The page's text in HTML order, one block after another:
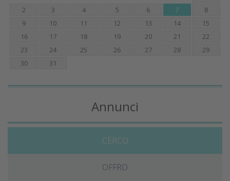
2
3 4 5 6 7
8
9
10 11 12 13 14
15
16
17 18 19 20 21
22
23
24 25 26 27 28
29
30
31
Annunci
CERCO
OFFRO